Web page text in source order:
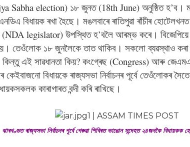
Sabha election) ১৮ জুনত (18th June) অনুষ্ঠিত হ’ব।
বিধায়ক ৰখা হৈছে। মঙলবাৰে ৰাতিপুৱা ৰাঁচীৰ
legislator) উপস্থিত হ’বলৈ আৰম্ভ কৰে। বিজেপিয়ে
তেওঁলোক ১৮ জুনলৈকে তাত থাকিব। সকলো ব্যৱস্থাও কৰা
এই সাৱধানতা কিয়? কংগ্ৰেছ (Congress) আৰু
কেইবাজনো বিধায়কে ৰাজ্যসভা নিৰ্বাচনৰ পূৰ্বে তেওঁলোকৰ
কাৰাগাৰত বন্দী কৰি ৰাখিছে।
ঝাৰখণ্ডত ৰাজ্যসভা নিৰ্বাচনৰ পূৰ্বে গেৰুৱা শিবিৰত ভাঙোন সন্দেহত ২৪জনকৈ বিধায়কক